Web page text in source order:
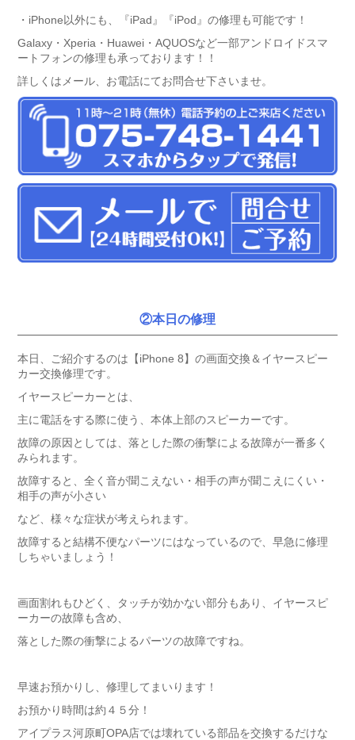
・iPhone以外にも、『iPad』『iPod』の修理も可能です！
Galaxy・Xperia・Huawei・AQUOSなど一部アンドロイドスマ
ートフォンの修理も承っております！！
詳しくはメール、お電話にてお問合せ下さいませ。
②本日の修理
本日、ご紹介するのは【iPhone 8】の画面交換＆イヤースピー
カー交換修理です。
イヤースピーカーとは、
主に電話をする際に使う、本体上部のスピーカーです。
故障の原因としては、落とした際の衝撃による故障が一番多く
みられます。
故障すると、全く音が聞こえない・相手の声が聞こえにくい・
相手の声が小さい
など、様々な症状が考えられます。
故障すると結構不便なパーツにはなっているので、早急に修理
しちゃいましょう！
画面割れもひどく、タッチが効かない部分もあり、イヤースピ
ーカーの故障も含め、
落とした際の衝撃によるパーツの故障ですね。
早速お預かりし、修理してまいります！
お預かり時間は約４５分！
アイプラス河原町OPA店では壊れている部品を交換するだけな